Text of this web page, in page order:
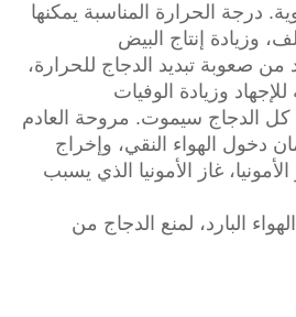
درجة مئوية. درجة الحرارة المناسبة يمكنها
وزيادة إنتاج البيض
ستزيد من صعوبة تبديد الدجاج للحرارة،
وزيادة الوفيات
كل الدجاج سيموت. مروحة العادم
دخول الهواء النقي، وإخراج
غاز الأمونيا الذي يسبب
البارد، لمنع الدجاج من